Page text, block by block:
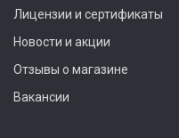
Лицензии и сертификаты
Новости и акции
Отзывы о магазине
Вакансии